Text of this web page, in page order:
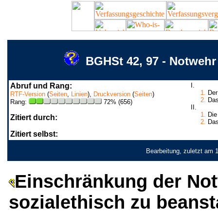
BGHSt 42, 97 -
Abruf und Rang:
RTF-Version (Seiten, Linien), Druckversion (Seiten)
Rang:
72% (656)
Zitiert durch:
Zitiert selbst:
I.
1.
2.
II.
1.
2.
Bearbeitung, zuletzt am
Einschränkung der
sozialethisch zu